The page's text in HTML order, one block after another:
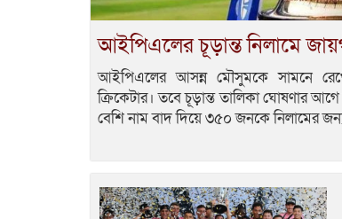
আইপিএলের চূড়ান্ত নিলামে
আইপিএলের আসন্ন মৌসুমকে সামনে
ক্রিকেটার। তবে চূড়ান্ত তালিকা ঘোষণার
বেশি নাম বাদ দিয়ে ৩৫০ জনকে নিলামের